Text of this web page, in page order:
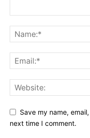
Save my name,
next time I comment.